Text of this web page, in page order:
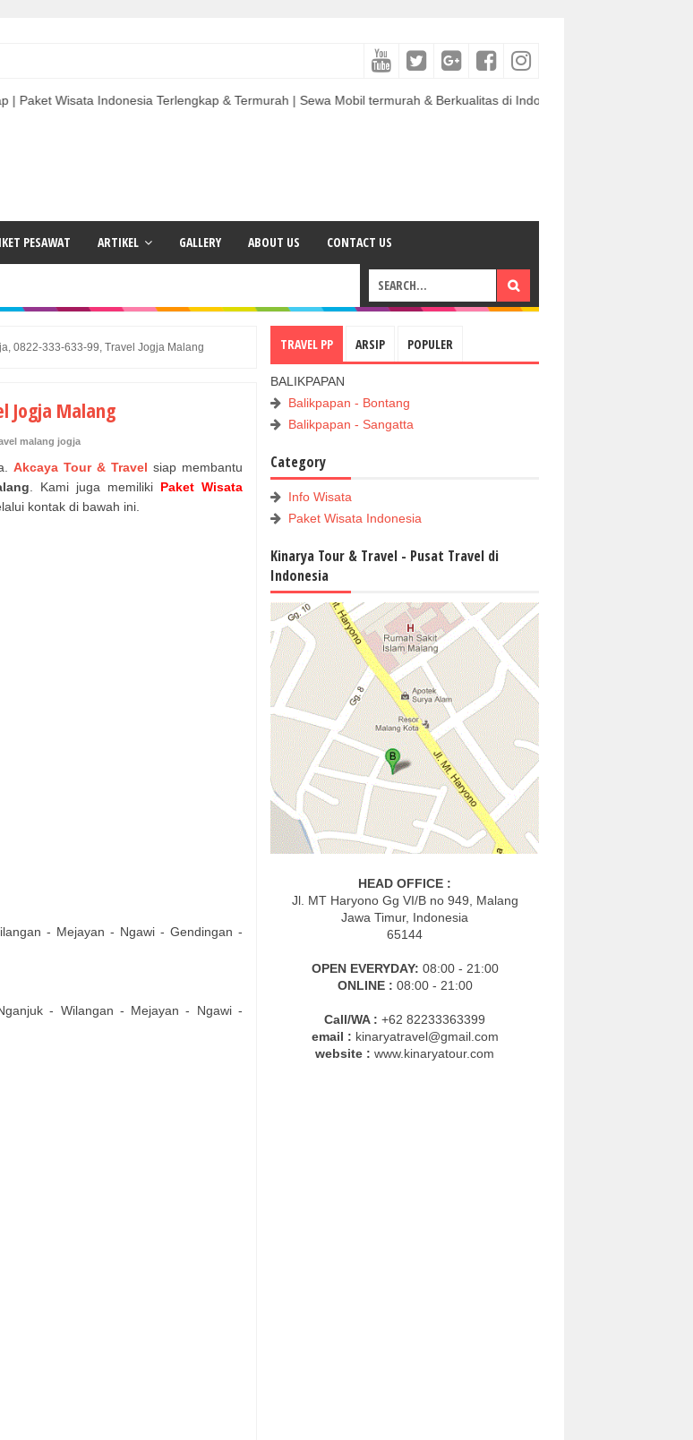
Indonesia Terlengkap & Termurah | Sewa Mobil termurah & Berkualitas di Indonesia
PESAWAT ARTIKEL GALLERY ABOUT US CONTACT US
0822-333-633-99, Travel Jogja Malang
Jogja Malang
malang jogja
Akcaya Tour & Travel siap membantu
Kami juga memiliki Paket Wisata
kontak di bawah ini.
- Mejayan - Ngawi - Gendingan -
- Wilangan - Mejayan - Ngawi -
TRAVEL PP ARSIP POPULER
BALIKPAPAN
Balikpapan - Bontang
Balikpapan - Sangatta
Category
Info Wisata
Paket Wisata Indonesia
Kinarya Tour & Travel - Pusat Travel di
Indonesia
HEAD OFFICE :
Jl. MT Haryono Gg VI/B no 949, Malang
Jawa Timur, Indonesia
65144
OPEN EVERYDAY: 08:00 - 21:00
ONLINE : 08:00 - 21:00
Call/WA : +62 82233363399
email : kinaryatravel@gmail.com
website : www.kinaryatour.com